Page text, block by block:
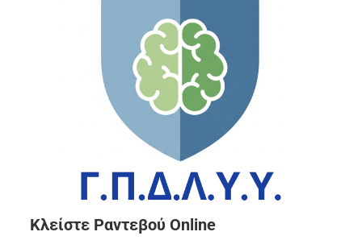
Κλείστε Ραντεβού Online